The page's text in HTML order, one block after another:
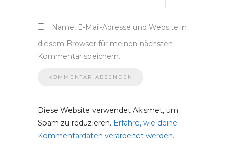
Name, E-Mail-Adresse und Website in
diesem Browser für meinen nächsten
Kommentar speichern.
Diese Website verwendet Akismet, um
Spam zu reduzieren. Erfahre, wie deine
Kommentardaten verarbeitet werden.